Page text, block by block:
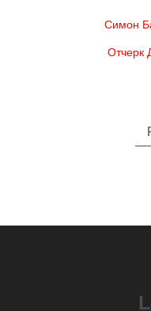
Симон
Отчерк